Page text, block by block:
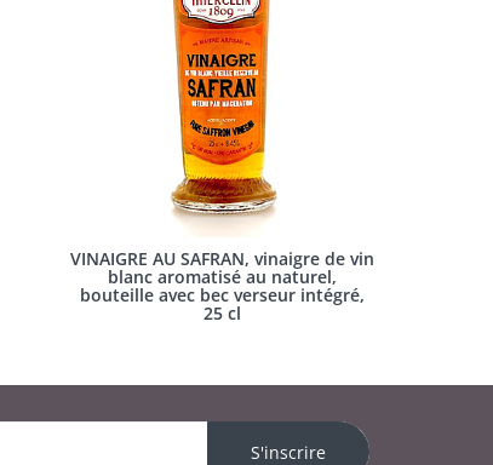
VINAIGRE AU SAFRAN, vinaigre de vin
blanc aromatisé au naturel,
bouteille avec bec verseur intégré,
25 cl
S'inscrire